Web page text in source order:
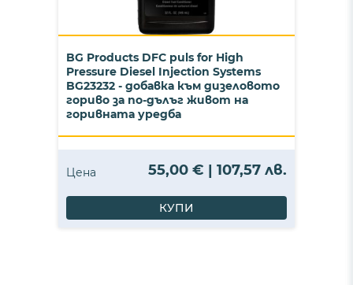
BG Products DFC puls for High
Pressure Diesel Injection Systems
BG23232 - добавка към дизеловото
гориво за по-дълъг живот на
горивната уредба
Цена 55,00 € | 107,57 лв.
КУПИ